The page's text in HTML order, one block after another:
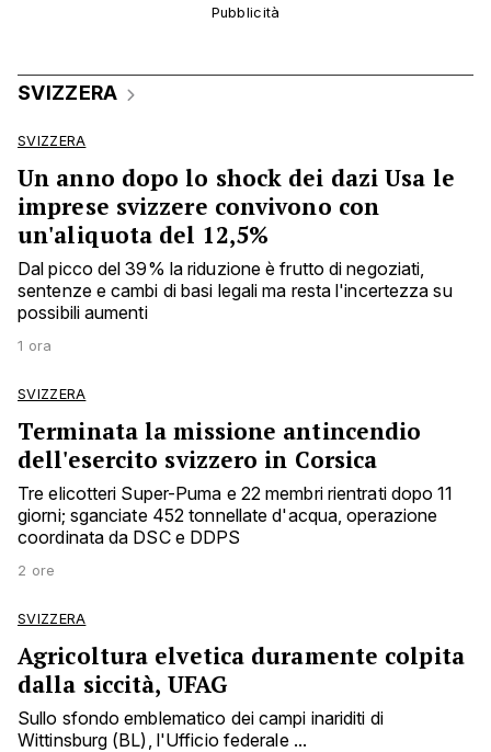
SVIZZERA
SVIZZERA
Un anno dopo lo shock dei dazi Usa le
imprese svizzere convivono con
un'aliquota del 12,5%
Dal picco del 39% la riduzione è frutto di negoziati,
sentenze e cambi di basi legali ma resta l'incertezza su
possibili aumenti
1 ora
SVIZZERA
Terminata la missione antincendio
dell'esercito svizzero in Corsica
Tre elicotteri Super-Puma e 22 membri rientrati dopo 11
giorni; sganciate 452 tonnellate d'acqua, operazione
coordinata da DSC e DDPS
2 ore
SVIZZERA
Agricoltura elvetica duramente colpita
dalla siccità, UFAG
Sullo sfondo emblematico dei campi inariditi di
Wittinsburg (BL), l'Ufficio federale ...